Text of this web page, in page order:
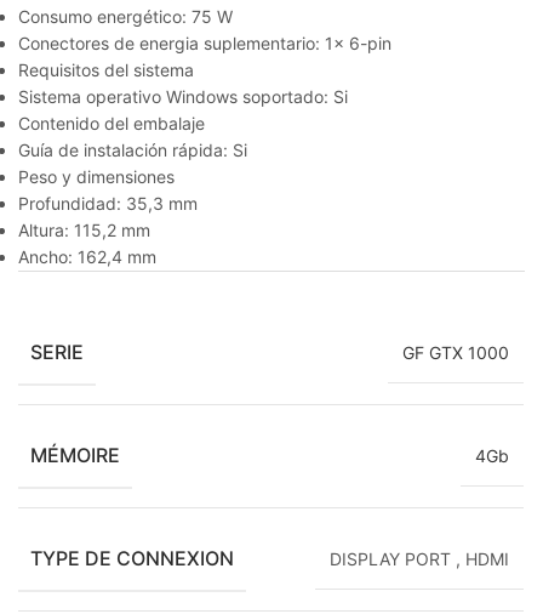
Consumo energético: 75 W
Conectores de energia suplementario: 1x 6-pin
Requisitos del sistema
Sistema operativo Windows soportado: Si
Contenido del embalaje
Guía de instalación rápida: Si
Peso y dimensiones
Profundidad: 35,3 mm
Altura: 115,2 mm
Ancho: 162,4 mm
SERIE GF GTX 1000
MÉMOIRE 4Gb
TYPE DE CONNEXION DISPLAY PORT , HDMI